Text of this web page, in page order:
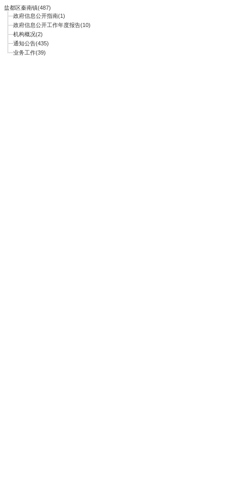
盐都区秦南镇(487)
政府信息公开指南(1)
政府信息公开工作年度报告(10)
机构概况(2)
通知公告(435)
业务工作(39)